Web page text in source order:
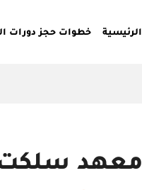
الرئيسية خطوات حجز دورات
معهد سلكت